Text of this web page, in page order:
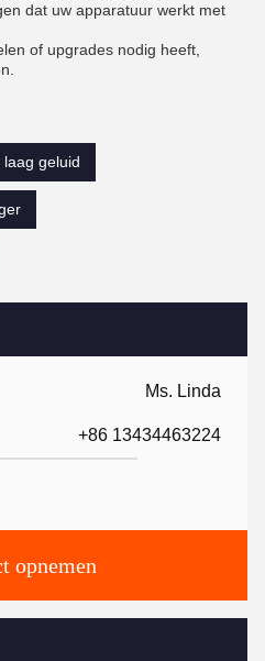
Ms. Linda
+86 13434463224
opnemen
dat uw apparatuur werkt met
of upgrades nodig heeft,
geluid